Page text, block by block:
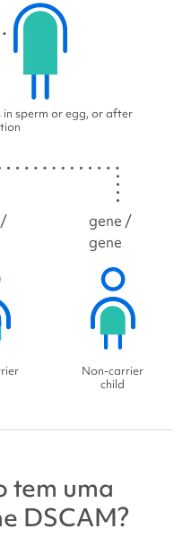
sperm or egg, or after
gene /
gene
Non-carrier
child
tem uma
DSCAM?